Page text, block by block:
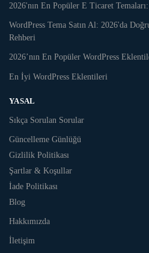
2026'nın En Popüler E Ticaret
WordPress Tema Satın Al: 2026'da
Rehberi
2026’nın En Popüler WordPress
En İyi WordPress Eklentileri
YASAL
Sıkça Sorulan Sorular
Güncelleme Günlüğü
Gizlilik Politikası
Şartlar & Koşullar
İade Politikası
Blog
Hakkımızda
İletişim